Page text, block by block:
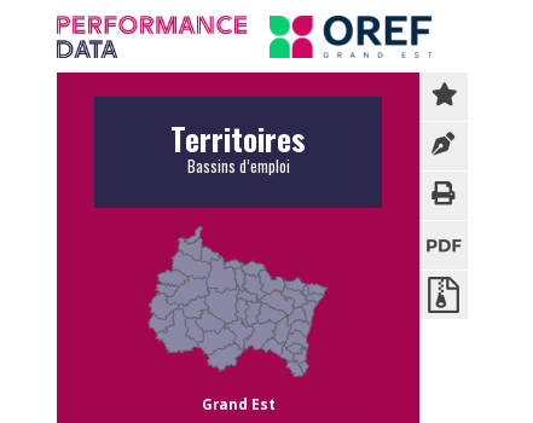
Panneau de gestion des cookies
Territoires
Bassins d’emploi
Grand Est